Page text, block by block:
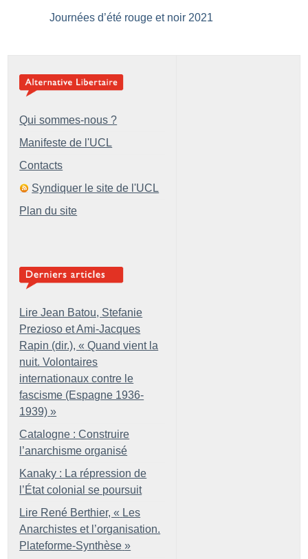
Journées d’été rouge et noir 2021
Qui sommes-nous ?
Manifeste de l'UCL
Contacts
Syndiquer le site de l'UCL
Plan du site
Lire Jean Batou, Stefanie
Prezioso et Ami-Jacques
Rapin (dir.), « Quand vient la
nuit. Volontaires
internationaux contre le
fascisme (Espagne 1936-
1939) »
Catalogne : Construire
l’anarchisme organisé
Kanaky : La répression de
l’État colonial se poursuit
Lire René Berthier, « Les
Anarchistes et l’organisation.
Plateforme-Synthèse »